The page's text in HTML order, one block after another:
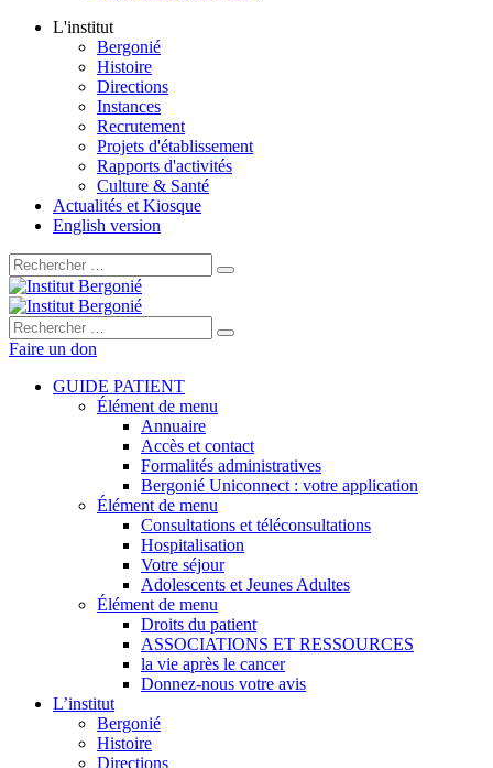
L'institut
Bergonié
Histoire
Directions
Instances
Recrutement
Projets d'établissement
Rapports d'activités
Culture & Santé
Actualités et Kiosque
English version
Rechercher :
Rechercher :
Faire un don
GUIDE PATIENT
Élément de menu
Annuaire
Accès et contact
Formalités administratives
Bergonié Uniconnect : votre application
Élément de menu
Consultations et téléconsultations
Hospitalisation
Votre séjour
Adolescents et Jeunes Adultes
Élément de menu
Droits du patient
ASSOCIATIONS ET RESSOURCES
la vie après le cancer
Donnez-nous votre avis
L’institut
Bergonié
Histoire
Directions